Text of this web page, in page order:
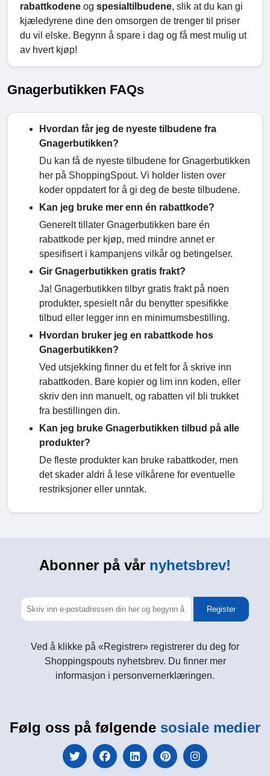
rabattkodene og spesialtilbudene, slik at du kan gi
kjæledyrene dine den omsorgen de trenger til priser
du vil elske. Begynn å spare i dag og få mest mulig ut
av hvert kjøp!
Gnagerbutikken FAQs
Hvordan får jeg de nyeste tilbudene fra
Gnagerbutikken?
Du kan få de nyeste tilbudene for Gnagerbutikken
her på ShoppingSpout. Vi holder listen over
koder oppdatert for å gi deg de beste tilbudene.
Kan jeg bruke mer enn én rabattkode?
Generelt tillater Gnagerbutikken bare én
rabattkode per kjøp, med mindre annet er
spesifisert i kampanjens vilkår og betingelser.
Gir Gnagerbutikken gratis frakt?
Ja! Gnagerbutikken tilbyr gratis frakt på noen
produkter, spesielt når du benytter spesifikke
tilbud eller legger inn en minimumsbestilling.
Hvordan bruker jeg en rabattkode hos
Gnagerbutikken?
Ved utsjekking finner du et felt for å skrive inn
rabattkoden. Bare kopier og lim inn koden, eller
skriv den inn manuelt, og rabatten vil bli trukket
fra bestillingen din.
Kan jeg bruke Gnagerbutikken tilbud på alle
produkter?
De fleste produkter kan bruke rabattkoder, men
det skader aldri å lese vilkårene for eventuelle
restriksjoner eller unntak.
Abonner på vår nyhetsbrev!
Register
Ved å klikke på «Registrer» registrerer du deg for
Shoppingspouts nyhetsbrev. Du finner mer
informasjon i personvernerklæringen.
Følg oss på følgende sosiale medier